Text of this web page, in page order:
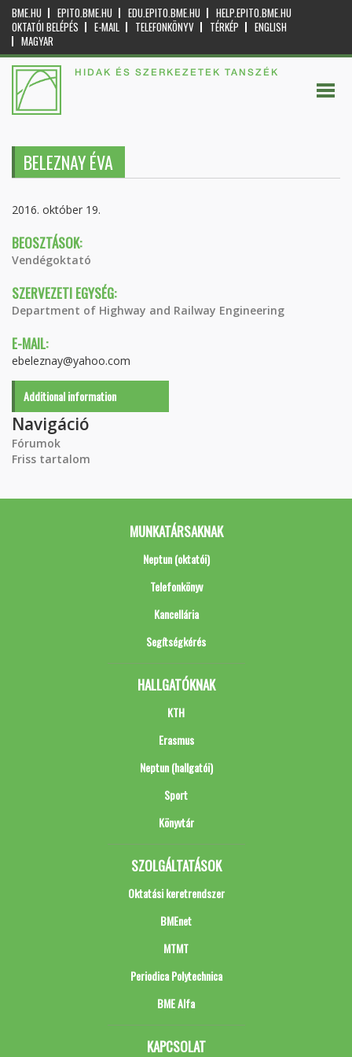
BME.HU EPITO.BME.HU EDU.EPITO.BME.HU
HELP.EPITO.BME.HU
OKTATÓI BELÉPÉS
E-MAIL TELEFONKÖNYV TÉRKÉP
ENGLISH
MAGYAR
HIDAK ÉS SZERKEZETEK TANSZÉK
BELEZNAY ÉVA
2016. október 19.
BEOSZTÁSOK:
Vendégoktató
SZERVEZETI EGYSÉG:
Department of Highway and Railway Engineering
E-MAIL:
ebeleznay@yahoo.com
Additional information
Navigáció
Fórumok
Friss tartalom
MUNKATÁRSAKNAK
Neptun (oktatói)
Telefonkönyv
Kancellária
Segítségkérés
HALLGATÓKNAK
KTH
Erasmus
Neptun (hallgatói)
Sport
Könyvtár
SZOLGÁLTATÁSOK
Oktatási keretrendszer
BMEnet
MTMT
Periodica Polytechnica
BME Alfa
KAPCSOLAT